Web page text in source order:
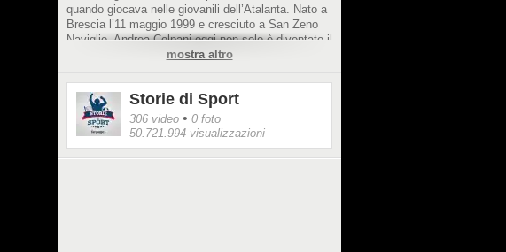
quando giocava nelle giovanili dell’Atalanta. Nato a
Brescia l’11 maggio 1999 e cresciuto a San Zeno
Naviglio, Andrea Colpani oggi non solo è diventato il
leader tecnico del Monza, ma uno dei più
promettenti talenti azzurri.
mostra altro
Storie di Sport
306 video • 0 foto
50.721.994 visualizzazioni